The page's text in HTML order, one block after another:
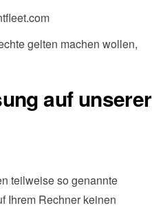
gelten machen wollen,
auf unserer
teilweise so genannte
Ihrem Rechner keinen